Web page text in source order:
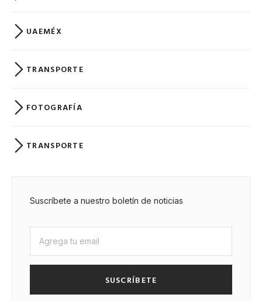
UAEMÉX
TRANSPORTE
FOTOGRAFÍA
TRANSPORTE
Suscríbete a nuestro boletín de noticias
SUSCRÍBETE